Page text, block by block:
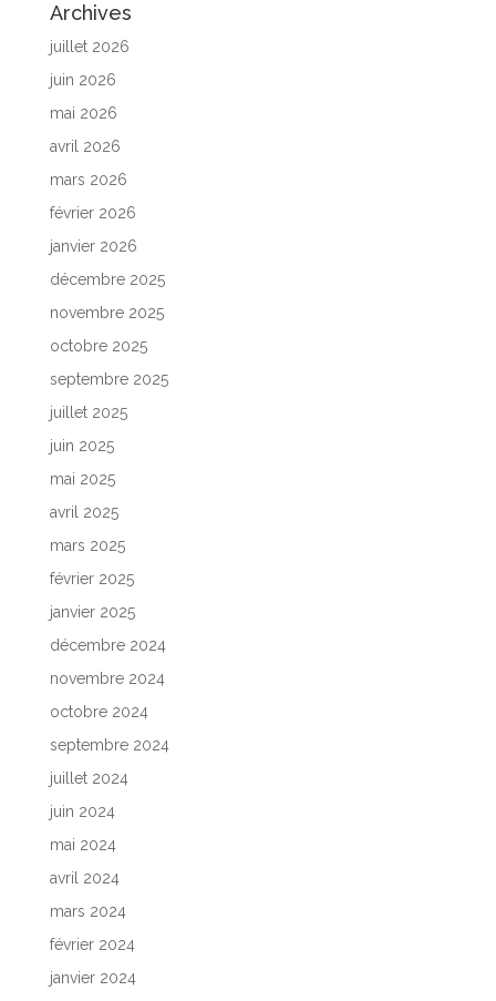
Archives
juillet 2026
juin 2026
mai 2026
avril 2026
mars 2026
février 2026
janvier 2026
décembre 2025
novembre 2025
octobre 2025
septembre 2025
juillet 2025
juin 2025
mai 2025
avril 2025
mars 2025
février 2025
janvier 2025
décembre 2024
novembre 2024
octobre 2024
septembre 2024
juillet 2024
juin 2024
mai 2024
avril 2024
mars 2024
février 2024
janvier 2024